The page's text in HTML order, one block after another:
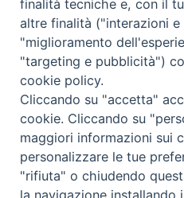
Copyright © 2019 -
Trentina Editrice
Privacy Policy
finalità tecniche e, con il
altre finalità ("interazioni
"miglioramento
"targeting e pubblicità")
cookie policy.
Cliccando su "accetta"
cookie. Cliccando su
maggiori informazioni sui
personalizzare le tue
"rifiuta" o chiudendo